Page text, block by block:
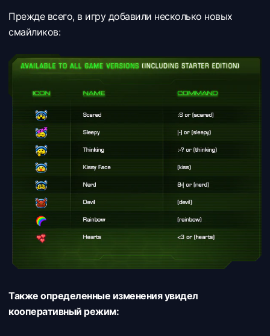
Прежде всего, в игру добавили несколько новых
смайликов:
Также определенные изменения увидел
кооперативный режим: